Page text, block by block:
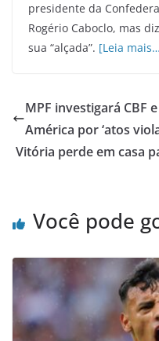
presidente da
Rogério Caboclo, mas
sua “alçada”. [Leia
MPF investigará CBF
América por ‘atos
Vitória perde em casa
Você pode